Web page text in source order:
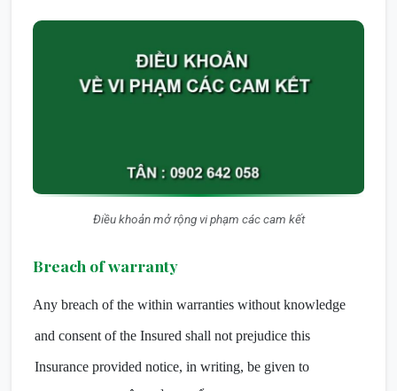
Điều khoản mở rộng vi phạm các cam kết
Breach of warranty
Any breach of the within warranties without knowledge
and consent of the Insured shall not prejudice this
Insurance provided notice, in writing, be given to